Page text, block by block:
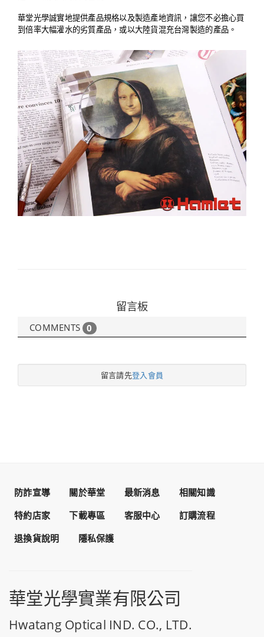
華堂光學誠實地提供產品規格以及製造產地資訊，讓您不必擔心買
到倍率大幅灌水的劣質產品，或以大陸貨混充台灣製造的產品。
留言板
COMMENTS 0
留言請先登入會員
防詐宣導 關於華堂 最新消息
相關知識
特約店家
下載專區 客服中心
訂購流程
退換貨說明
隱私保護
華堂光學實業有限公司
Hwatang Optical IND. CO., LTD.